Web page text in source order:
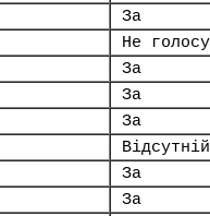
За
Не
За
За
За
Відсутній
За
За